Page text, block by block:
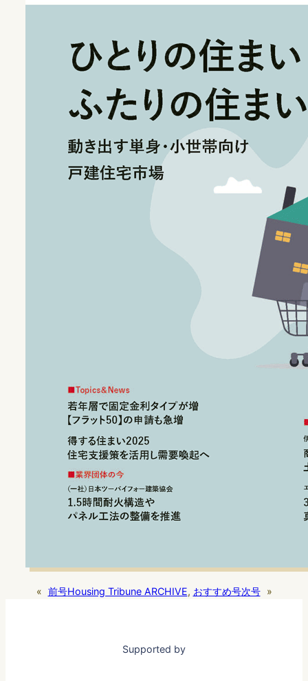
« 前号Housing Tribune ARCHIVE, おすすめ号次号 »
Supported by